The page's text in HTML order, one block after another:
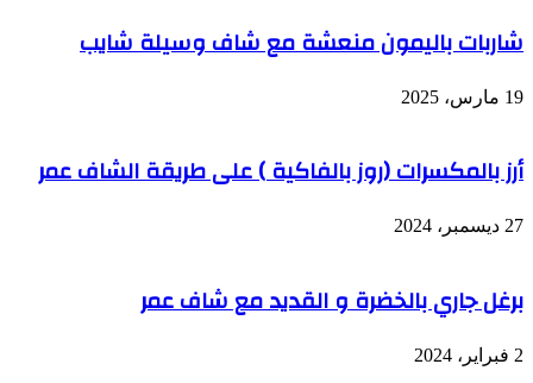
شاربات باليمون منعشة مع شاف وسيلة شايب
19 مارس، 2025
أرز بالمكسرات (روز بالفاكية ) على طريقة الشاف عمر
27 ديسمبر، 2024
برغل جاري بالخضرة و القديد مع شاف عمر
2 فبراير، 2024